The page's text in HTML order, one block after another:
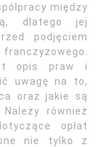
między
dlatego jej
podjęciem
opis praw i
uwagę na to,
oraz jakie są
również
opłat
nie tylko z